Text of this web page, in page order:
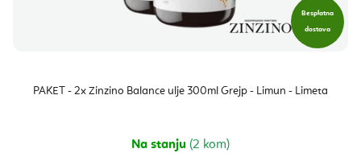
Besplatna
dostava
PAKET - 2x Zinzino Balance ulje 300ml Grejp - Limun - Limeta
Na stanju (2 kom)